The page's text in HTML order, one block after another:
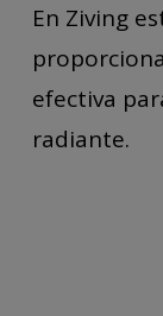
En Ziving
efectiva
radiante.